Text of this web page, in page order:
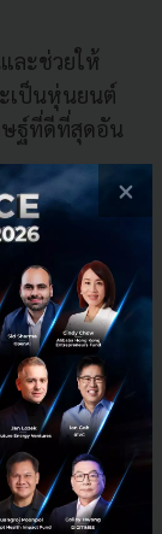
ละช่วยให้
เป็นหุ่นยนต์
ษฐ์ที่ดีที่สุดอัน
ออกแบบให้มี
แรกของโลกที่
องมนุษย์ได้
ภาษาการ
ย่างปลอดภัย
พื่อใช้เป็นหุ่น
มช่วยเหลือ
×